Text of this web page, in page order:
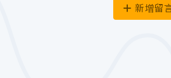
新增留